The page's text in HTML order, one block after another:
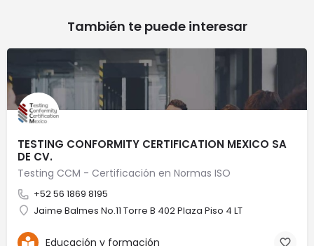
También te puede interesar
TESTING CONFORMITY CERTIFICATION MEXICO SA
DE CV.
Testing CCM - Certificación en Normas ISO
+52 56 1869 8195
Jaime Balmes No.11 Torre B 402 Plaza Piso 4 LT
Educación y formación